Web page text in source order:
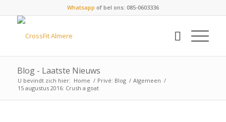
Whatsapp of bel ons: 085-0603336
Blog - Laatste Nieuws
U bevindt zich hier: Home / Privé: Blog / Algemeen /
15 augustus 2016: Crush a goat